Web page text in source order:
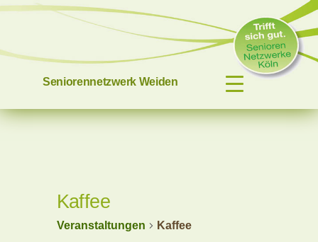
Zum
springen
Seniorennetzwerk Weiden
Kaffee
Veranstaltungen Kaffee